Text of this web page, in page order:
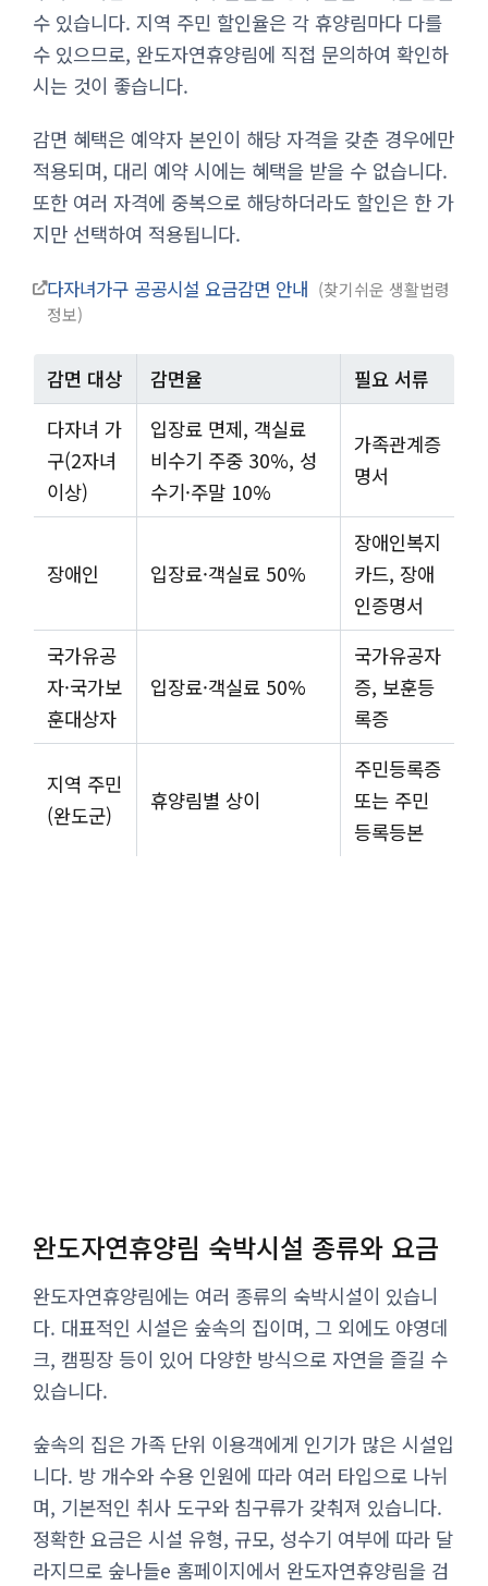
수 있습니다. 지역 주민 할인율은 각 휴양림마다 다를
수 있으므로, 완도자연휴양림에 직접 문의하여 확인하
시는 것이 좋습니다.
감면 혜택은 예약자 본인이 해당 자격을 갖춘 경우에만
적용되며, 대리 예약 시에는 혜택을 받을 수 없습니다.
또한 여러 자격에 중복으로 해당하더라도 할인은 한 가
지만 선택하여 적용됩니다.
다자녀가구 공공시설 요금감면 안내
찾기쉬운 생활법령
정보
감면 대상 감면율
필요 서류
다자녀 가
구(2자녀
이상)
입장료 면제, 객실료
비수기 주중 30%, 성
수기·주말 10%
가족관계증
명서
장애인 입장료·객실료 50%
장애인복지
카드, 장애
인증명서
국가유공
자·국가보
훈대상자
입장료·객실료 50%
국가유공자
증, 보훈등
록증
지역 주민
(완도군)
휴양림별 상이
주민등록증
또는 주민
등록등본
완도자연휴양림 숙박시설 종류와 요금
완도자연휴양림에는 여러 종류의 숙박시설이 있습니
다. 대표적인 시설은 숲속의 집이며, 그 외에도 야영데
크, 캠핑장 등이 있어 다양한 방식으로 자연을 즐길 수
있습니다.
숲속의 집은 가족 단위 이용객에게 인기가 많은 시설입
니다. 방 개수와 수용 인원에 따라 여러 타입으로 나뉘
며, 기본적인 취사 도구와 침구류가 갖춰져 있습니다.
정확한 요금은 시설 유형, 규모, 성수기 여부에 따라 달
라지므로 숲나들e 홈페이지에서 완도자연휴양림을 검